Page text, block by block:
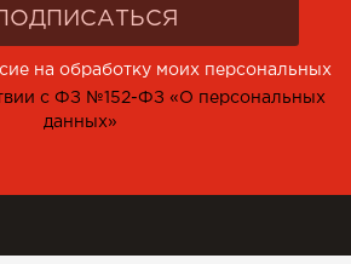
на обработку моих персональных
с ФЗ №152-ФЗ «О персональных
данных»